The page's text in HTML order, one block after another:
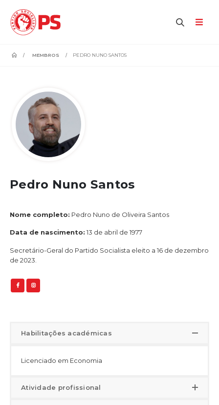
MEMBROS PEDRO NUNO SANTOS
Pedro Nuno Santos
Nome completo: Pedro Nuno de Oliveira Santos
Data de nascimento: 13 de abril de 1977
Secretário-Geral do Partido Socialista eleito a 16 de dezembro
de 2023.
Habilitações académicas
Licenciado em Economia
Atividade profissional